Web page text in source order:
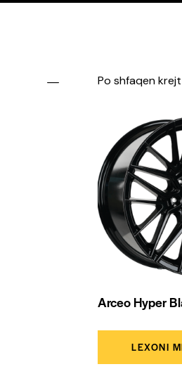
Po shfaqen
Arceo Hyper
LEXONI